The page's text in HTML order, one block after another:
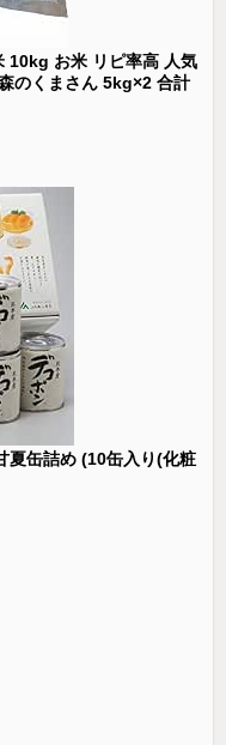
10kg お米 リピ率高 人気
のくまさん 5kg×2 合計
夏缶詰め (10缶入り(化粧